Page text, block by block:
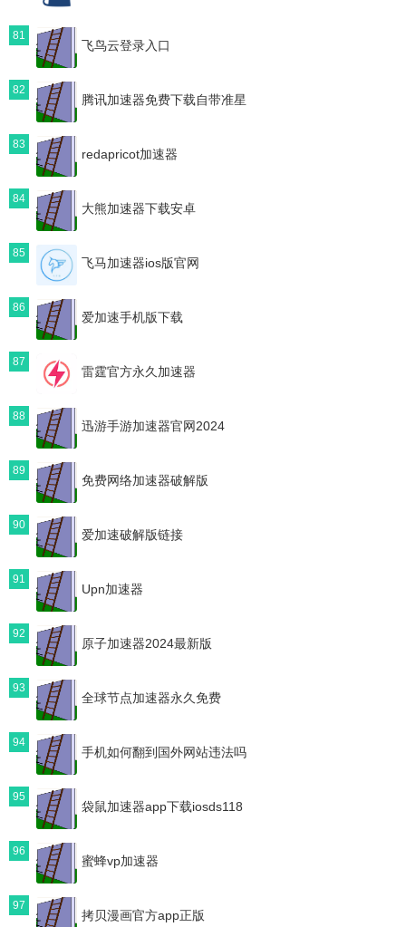
81
飞鸟云登录入口
82
腾讯加速器免费下载自带准星
83
redapricot加速器
84
大熊加速器下载安卓
85
飞马加速器ios版官网
86
爱加速手机版下载
87
雷霆官方永久加速器
88
迅游手游加速器官网2024
89
免费网络加速器破解版
90
爱加速破解版链接
91
Upn加速器
92
原子加速器2024最新版
93
全球节点加速器永久免费
94
手机如何翻到国外网站违法吗
95
袋鼠加速器app下载iosds118
96
蜜蜂vp加速器
97
拷贝漫画官方app正版